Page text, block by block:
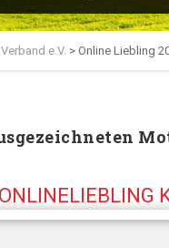
e.V. > Online Liebling
KATEGORIE